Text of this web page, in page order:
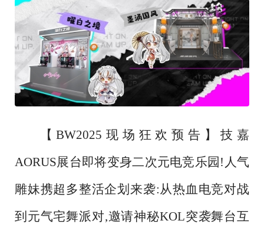
【BW2025现场狂欢预告】技嘉
AORUS展台即将变身二次元电竞乐园!人气
雕妹携超多整活企划来袭:从热血电竞对战
到元气宅舞派对,邀请神秘KOL突袭舞台互